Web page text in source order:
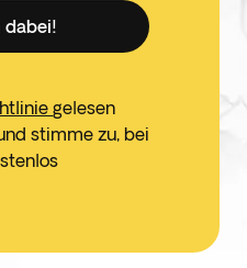
dabei!
gelesen
stimme zu, bei